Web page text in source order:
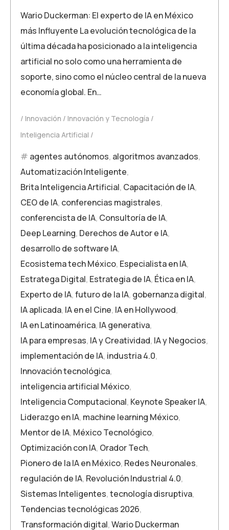
Wario Duckerman: El experto de IA en México
más Influyente La evolución tecnológica de la
última década ha posicionado a la inteligencia
artificial no solo como una herramienta de
soporte, sino como el núcleo central de la nueva
economía global. En…
Innovación
Innovación y Tecnología
Inteligencia Artificial
agentes autónomos, algoritmos avanzados,
Automatización Inteligente,
Brita Inteligencia Artificial, Capacitación de IA,
CEO de IA, conferencias magistrales,
conferencista de IA, Consultoría de IA,
Deep Learning, Derechos de Autor e IA,
desarrollo de software IA,
Ecosistema tech México, Especialista en IA,
Estratega Digital, Estrategia de IA, Ética en IA,
Experto de IA,futuro de la IA, gobernanza digital,
IA aplicada, IA en el Cine, IA en Hollywood,
IA en Latinoamérica, IA generativa,
IA para empresas, IA y Creatividad, IA y Negocios,
implementación de IA, industria 4.0,
Innovación tecnológica,
inteligencia artificial México,
Inteligencia Computacional, Keynote Speaker IA,
Liderazgo en IA, machine learning México,
Mentor de IA, México Tecnológico,
Optimización con IA, Orador Tech,
Pionero de la IA en México, Redes Neuronales,
regulación de IA, Revolución Industrial 4.0,
Sistemas Inteligentes,tecnología disruptiva,
Tendencias tecnológicas 2026,
Transformación digital,Wario Duckerman